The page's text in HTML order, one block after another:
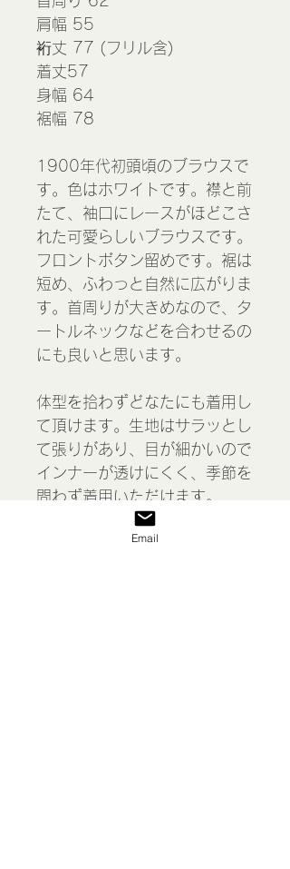
肩幅 55
裄丈 77 (フリル含)
着丈57
身幅 64
裾幅 78
1900年代初頭頃のブラウスで
す。色はホワイトです。襟と前
たて、袖口にレースがほどこさ
れた可愛らしいブラウスです。
フロントボタン留めです。裾は
短め、ふわっと自然に広がりま
す。首周りが大きめなので、タ
ートルネックなどを合わせるの
にも良いと思います。
体型を拾わずどなたにも着用し
て頂けます。生地はサラッとし
て張りがあり、目が細かいので
インナーが透けにくく、季節を
問わず着用いただけます。
良いコンディションですが前立
Email